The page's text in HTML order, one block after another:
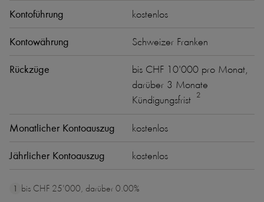
Kontoführung kostenlos
Kontowährung Schweizer Franken
Rückzüge
bis CHF 10'000 pro Monat,
darüber 3 Monate
Kündigungsfrist
2
Monatlicher Kontoauszug kostenlos
Jährlicher Kontoauszug kostenlos
bis CHF 25'000, darüber 0.00%